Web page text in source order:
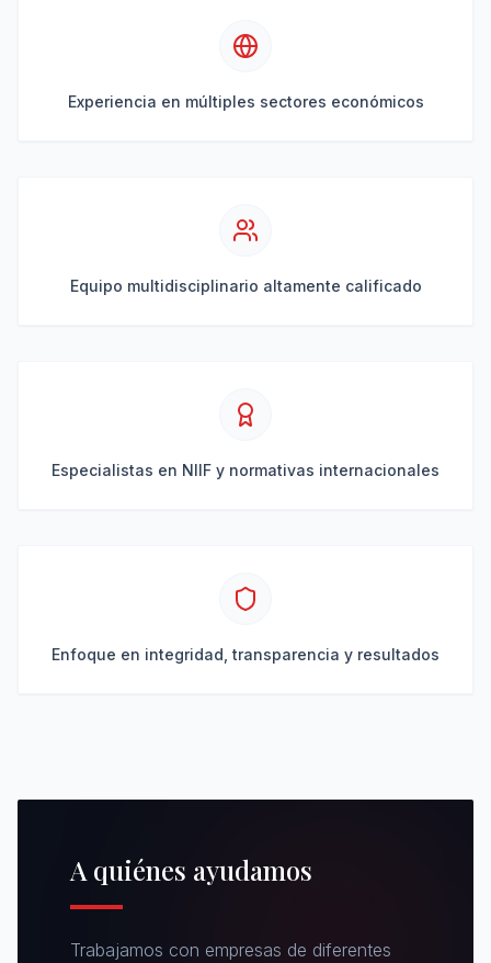
Experiencia en múltiples sectores económicos
Equipo multidisciplinario altamente calificado
Especialistas en NIIF y normativas internacionales
Enfoque en integridad, transparencia y resultados
A quiénes ayudamos
Trabajamos con empresas de diferentes